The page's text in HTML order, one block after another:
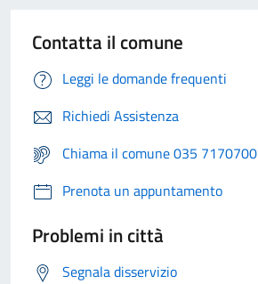
Contatta il comune
Leggi le domande frequenti
Richiedi Assistenza
Chiama il comune 035 7170700
Prenota un appuntamento
Problemi in città
Segnala disservizio